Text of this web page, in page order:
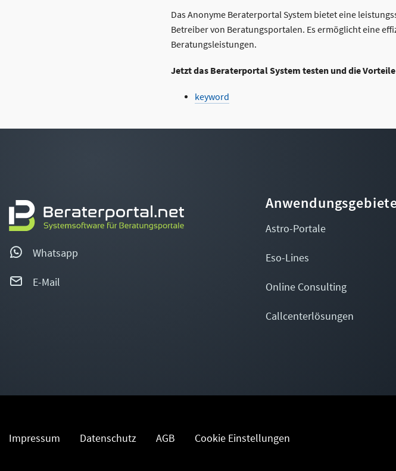
Das Anonyme Beraterportal System bietet eine
Betreiber von Beratungsportalen. Es ermöglicht eine
Beratungsleistungen.
Jetzt das Beraterportal System testen und die
keyword
Whatsapp
E-Mail
Astro-Portale
Eso-Lines
Online Consulting
Callcenterlösungen
Impressum Datenschutz AGB Cookie Einstellungen